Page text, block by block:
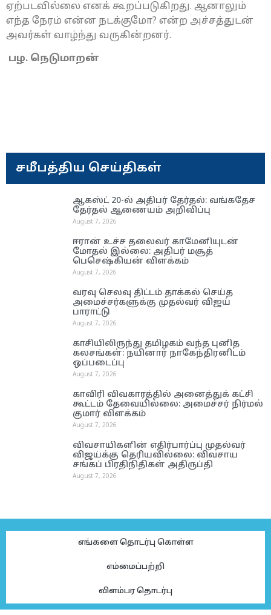
ஏற்படவில்லை எனக் கூறப்படுகிறது. ஆனாலும்
எந்த நேரம் என்ன நடக்குமோ? என்ற அச்சத்துடன்
அவர்கள் வாழ்ந்து வருகின்றனர்.
பழ. நெடுமாறன்
சமீபத்திய செய்திகள்
ஆகஸ்ட் 20-ல் அதிபர் தேர்தல்: வங்கதேச
தேர்தல் ஆணை​யம் அறிவிப்பு
August 7, 2026
ஈரான் உச்ச தலை​வர் காமேனியுடன்
மோதல் இல்லை: அதிபர் மசூத்
பெசெஷ்கியன் விளக்கம்
August 7, 2026
வரவு செலவு திட்டம் தாக்கல் செய்த
அமைச்சர்களுக்கு முதல்வர் விஜய்
பாராட்டு
August 7, 2026
காசியிலிருந்து தமிழகம் வந்த புனித
கலசங்கள்: நயினார் நாகேந்திரனிடம்
ஒப்படைப்பு
August 7, 2026
காவிரி விவகாரத்தில் அனைத்துக் கட்சி
கூட்டம் தேவையில்லை: அமைச்சர் நிர்மல்
குமார் விளக்கம்
August 7, 2026
விவசாயிகளின் எதிர்பார்ப்பு முதல்வர்
விஜய்க்கு தெரியவில்லை: விவசாய
சங்கப் பிரதிநிதிகள் அதிருப்தி
August 7, 2026
எங்களை தொடர்பு கொள்ள
எம்மைப்பற்றி
விளம்பர தொடர்பு